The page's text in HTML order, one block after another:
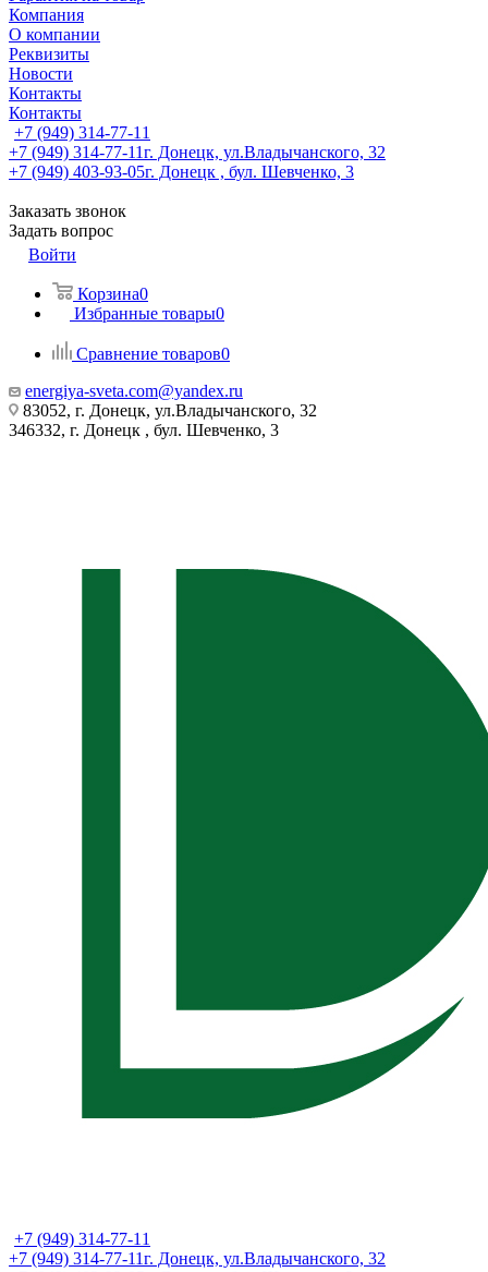
Компания
О компании
Реквизиты
Новости
Контакты
Контакты
+7 (949) 314-77-11
+7 (949) 314-77-11г. Донецк, ул.Владычанского, 32
+7 (949) 403-93-05г. Донецк , бул. Шевченко, 3
Заказать звонок
Задать вопрос
Войти
Корзина0
Избранные товары0
Сравнение товаров0
energiya-sveta.com@yandex.ru
83052, г. Донецк, ул.Владычанского, 32
346332, г. Донецк , бул. Шевченко, 3
+7 (949) 314-77-11
+7 (949) 314-77-11г. Донецк, ул.Владычанского, 32